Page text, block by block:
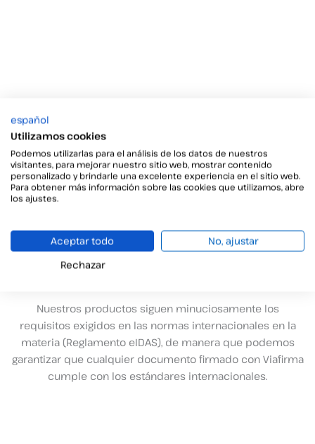
Tu aliado en la firma electrónica y servicios digitales de
confianza
Contamos
el área de los llamados
Servicios Digitales de Confianza
y estamos especializados en el desarrollo de soluciones
Nuestros productos siguen minuciosamente los
requisitos exigidos en las normas internacionales en la
materia (Reglamento eIDAS), de manera que podemos
garantizar que cualquier documento firmado con Viafirma
cumple con los estándares internacionales.
español
Utilizamos cookies
Podemos utilizarlas para el análisis de los datos de nuestros
visitantes, para mejorar nuestro sitio web, mostrar contenido
personalizado y brindarle una excelente experiencia en el sitio web.
Para obtener más información sobre las cookies que utilizamos, abre
los ajustes.
Aceptar todo
No, ajustar
Rechazar